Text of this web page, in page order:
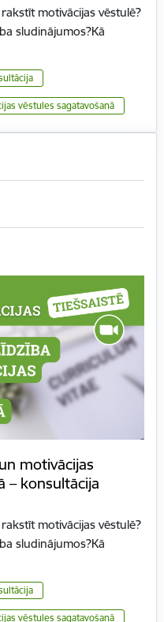
motivācijas vēstulē?
sludinājumos?Kā
vēstules sagatavošanā
motivācijas
– konsultācija
motivācijas vēstulē?
sludinājumos?Kā
vēstules sagatavošanā